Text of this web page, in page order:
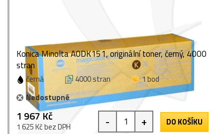
Konica Minolta A0DK151, originální toner, černý, 4000
stran
černá 4000 stran
1 bod
Nedostupné
1 967 Kč
1 625 Kč bez DPH - + DO KOŠÍKU